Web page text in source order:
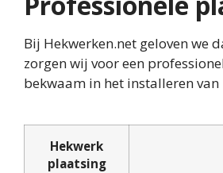
Bij Hekwerken.net geloven we
zorgen wij voor een
bekwaam in het installeren
Hekwerk
plaatsing